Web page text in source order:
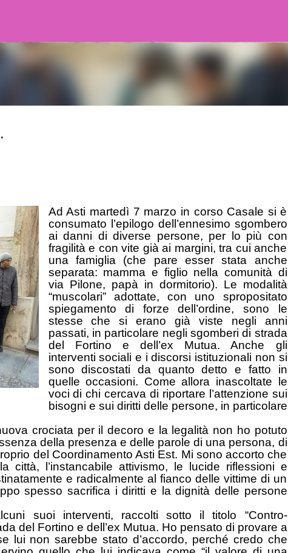
Ad Asti martedì 7 marzo in corso Casale si è
consumato l’epilogo dell’ennesimo sgombero
ai danni di diverse persone, per lo più con
fragilità e con vite già ai margini, tra cui anche
una famiglia (che pare esser stata anche
separata: mamma e figlio nella comunità di
via Pilone, papà in dormitorio). Le modalità
“muscolari” adottate, con uno spropositato
spiegamento di forze dell’ordine, sono le
stesse che si erano già viste negli anni
passati, in particolare negli sgomberi di strada
del Fortino e dell’ex Mutua. Anche gli
interventi sociali e i discorsi istituzionali non si
sono discostati da quanto detto e fatto in
quelle occasioni. Come allora inascoltate le
voci di chi cercava di riportare l’attenzione sui
bisogni e sui diritti delle persone, in particolare
crociata per il decoro e la legalità non ho potuto
della presenza e delle parole di una persona, di
del Coordinamento Asti Est. Mi sono accorto che
città, l’instancabile attivismo, le lucide riflessioni e
e radicalmente al fianco delle vittime di un
spesso sacrifica i diritti e la dignità delle persone
suoi interventi, raccolti sotto il titolo “Contro-
del Fortino e dell’ex Mutua. Ho pensato di provare a
lui non sarebbe stato d’accordo, perché credo che